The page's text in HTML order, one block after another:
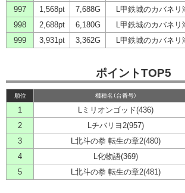
997
1,568pt 7,688G L甲鉄城のカバネリ
998
2,688pt 6,180G L甲鉄城のカバネリ
999
3,931pt 3,362G L甲鉄城のカバネリ
ポイントTOP5
順位 機種名（台番号）
1 Lミリオンゴッド(436)
2
Lチバリヨ2(957)
3
L北斗の拳 転生の章2(480)
4
L化物語(369)
5
L北斗の拳 転生の章2(481)